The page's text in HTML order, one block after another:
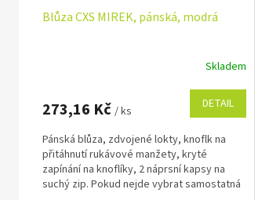
Blůza CXS MIREK, pánská, modrá
Skladem
273,16 Kč / ks DETAIL
Pánská blůza, zdvojené lokty, knoflk na
přitáhnutí rukávové manžety, kryté
zapínání na knoflíky, 2 náprsní kapsy na
suchý zip. Pokud nejde vybrat samostatná